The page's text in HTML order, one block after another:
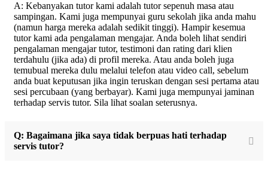
A: Kebanyakan tutor kami adalah tutor sepenuh masa atau
sampingan. Kami juga mempunyai guru sekolah jika anda mahu
(namun harga mereka adalah sedikit tinggi). Hampir kesemua
tutor kami ada pengalaman mengajar. Anda boleh lihat sendiri
pengalaman mengajar tutor, testimoni dan rating dari klien
terdahulu (jika ada) di profil mereka. Atau anda boleh juga
temubual mereka dulu melalui telefon atau video call, sebelum
anda buat keputusan jika ingin teruskan dengan sesi pertama atau
sesi percubaan (yang berbayar). Kami juga mempunyai jaminan
terhadap servis tutor. Sila lihat soalan seterusnya.
Q: Bagaimana jika saya tidak berpuas hati terhadap
servis tutor?